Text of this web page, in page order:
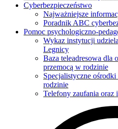
Cyberbezpieczeństwo
Najważniejsze
Poradnik ABC
Pomoc psychologiczno-
Wykaz instytucji
Legnicy
Baza teleadresowa dla
przemocą w rodzinie
Specjalistyczne
rodzinie
Telefony zaufania oraz